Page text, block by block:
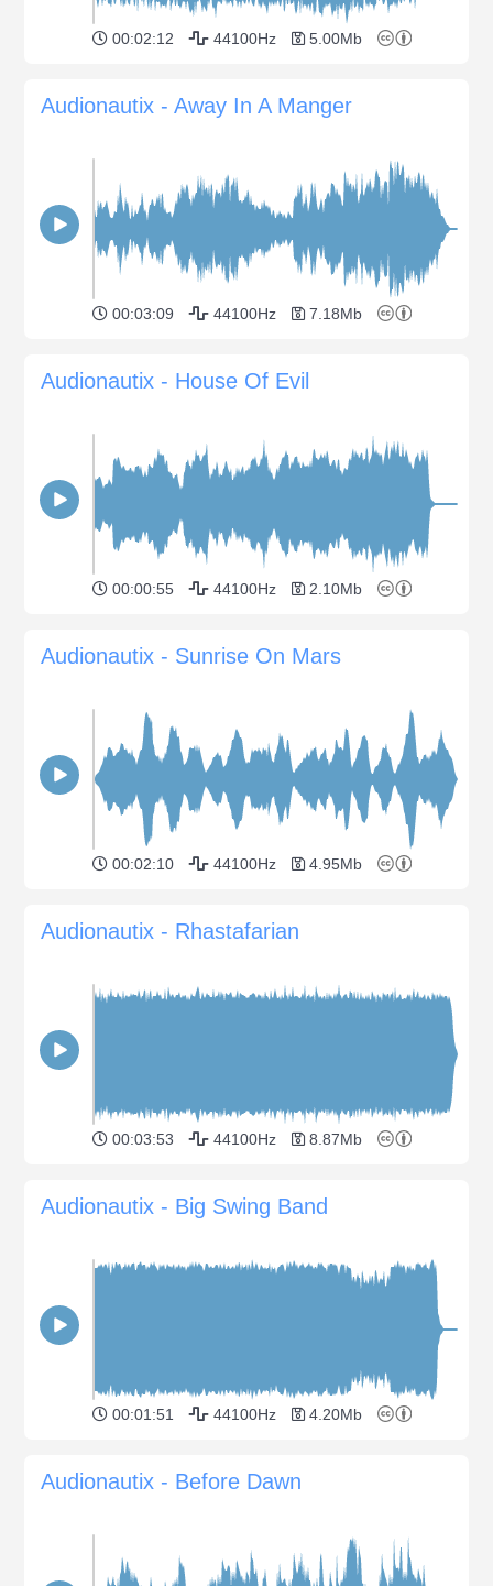
00:02:12 44100Hz 5.00Mb
Audionautix - Away In A Manger
00:03:09 44100Hz 7.18Mb
Audionautix - House Of Evil
00:00:55 44100Hz 2.10Mb
Audionautix - Sunrise On Mars
00:02:10 44100Hz 4.95Mb
Audionautix - Rhastafarian
00:03:53 44100Hz 8.87Mb
Audionautix - Big Swing Band
00:01:51 44100Hz 4.20Mb
Audionautix - Before Dawn